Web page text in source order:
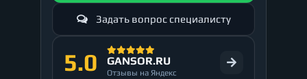
Задать вопрос специалисту
5.0 GANSOR.RU
Отзывы на Яндекс